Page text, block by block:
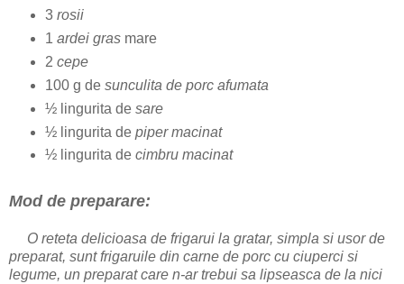
3 rosii
1 ardei grasmare
2 cepe
100 g de sunculita de porc afumata
½ lingurita de sare
½ lingurita de piper macinat
½ lingurita de cimbru macinat
Mod de preparare:
O reteta delicioasa de frigarui la gratar, simpla si usor de
preparat, sunt frigaruile din carne de porc cu ciuperci si
legume, un preparat care n-ar trebui sa lipseasca de la nici